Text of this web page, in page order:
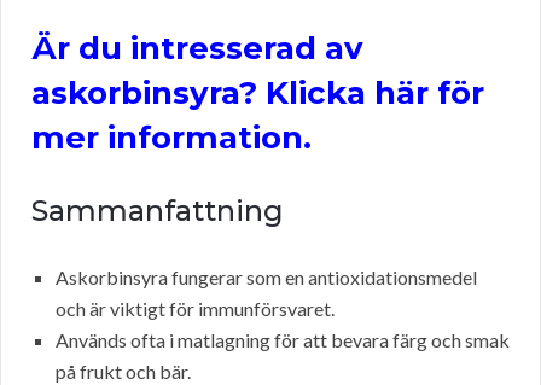
Är du intresserad av
askorbinsyra? Klicka här för
mer information.
Sammanfattning
Askorbinsyra fungerar som en antioxidationsmedel
och är viktigt för immunförsvaret.
Används ofta i matlagning för att bevara färg och smak
på frukt och bär.